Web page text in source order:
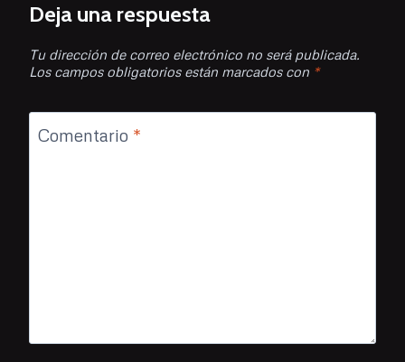
Deja una respuesta
Tu dirección de correo electrónico no será publicada.
Los campos obligatorios están marcados con *
Comentario *